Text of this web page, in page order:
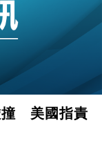
撞 美國指責